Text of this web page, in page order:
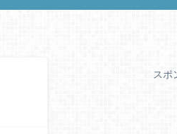
スポ